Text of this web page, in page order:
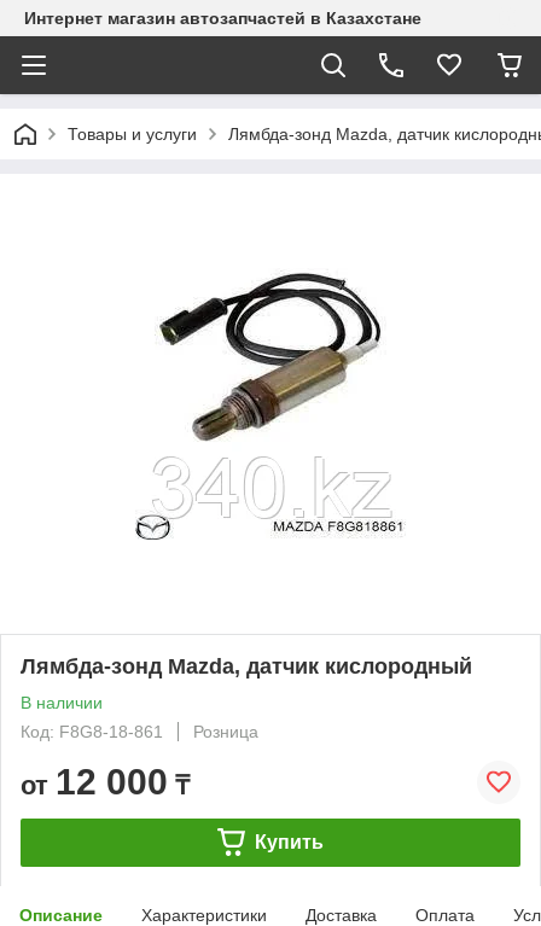
Интернет магазин автозапчастей в Казахстане
Товары и услуги Лямбда-зонд Mazda, датчик
Лямбда-зонд Mazda, датчик кислородный
В наличии
Код: F8G8-18-861
Розница
от 12 000 ₸
Купить
Описание Характеристики Доставка Оплата